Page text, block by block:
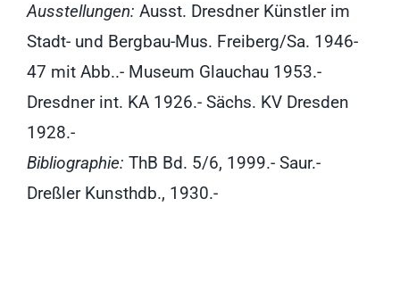
Ausstellungen: Ausst. Dresdner Künstler im
Stadt- und Bergbau-Mus. Freiberg/Sa. 1946-
47 mit Abb..- Museum Glauchau 1953.-
Dresdner int. KA 1926.- Sächs. KV Dresden
1928.-
Bibliographie: ThB Bd. 5/6, 1999.- Saur.-
Dreßler Kunsthdb., 1930.-